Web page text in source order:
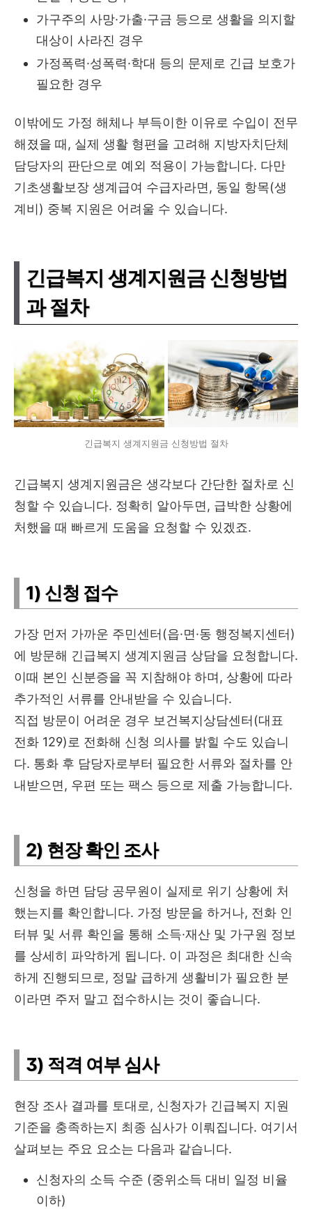
가구주의 사망·가출·구금 등으로 생활을 의지할
대상이 사라진 경우
가정폭력·성폭력·학대 등의 문제로 긴급 보호가
필요한 경우
이밖에도 가정 해체나 부득이한 이유로 수입이 전무
해졌을 때, 실제 생활 형편을 고려해 지방자치단체
담당자의 판단으로 예외 적용이 가능합니다. 다만
기초생활보장 생계급여 수급자라면, 동일 항목(생
계비) 중복 지원은 어려울 수 있습니다.
긴급복지 생계지원금 신청방법
과 절차
긴급복지 생계지원금 신청방법 절차
긴급복지 생계지원금은 생각보다 간단한 절차로 신
청할 수 있습니다. 정확히 알아두면, 급박한 상황에
처했을 때 빠르게 도움을 요청할 수 있겠죠.
1) 신청 접수
가장 먼저 가까운 주민센터(읍·면·동 행정복지센터)
에 방문해 긴급복지 생계지원금 상담을 요청합니다.
이때 본인 신분증을 꼭 지참해야 하며, 상황에 따라
추가적인 서류를 안내받을 수 있습니다.
직접 방문이 어려운 경우 보건복지상담센터(대표
전화 129)로 전화해 신청 의사를 밝힐 수도 있습니
다. 통화 후 담당자로부터 필요한 서류와 절차를 안
내받으면, 우편 또는 팩스 등으로 제출 가능합니다.
2) 현장 확인 조사
신청을 하면 담당 공무원이 실제로 위기 상황에 처
했는지를 확인합니다. 가정 방문을 하거나, 전화 인
터뷰 및 서류 확인을 통해 소득·재산 및 가구원 정보
를 상세히 파악하게 됩니다. 이 과정은 최대한 신속
하게 진행되므로, 정말 급하게 생활비가 필요한 분
이라면 주저 말고 접수하시는 것이 좋습니다.
3) 적격 여부 심사
현장 조사 결과를 토대로, 신청자가 긴급복지 지원
기준을 충족하는지 최종 심사가 이뤄집니다. 여기서
살펴보는 주요 요소는 다음과 같습니다.
신청자의 소득 수준 (중위소득 대비 일정 비율
이하)